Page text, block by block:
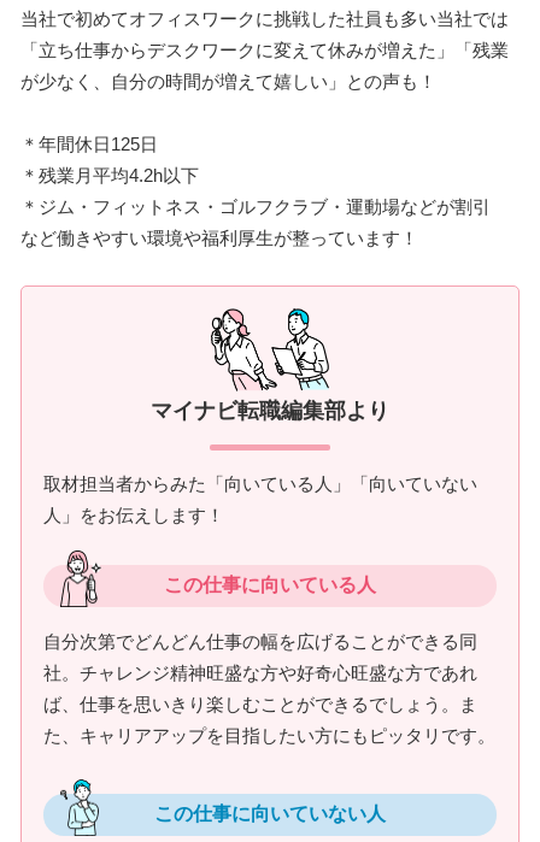
当社で初めてオフィスワークに挑戦した社員も多い当社では
「立ち仕事からデスクワークに変えて休みが増えた」「残業
が少なく、自分の時間が増えて嬉しい」との声も！
＊年間休日125日
＊残業月平均4.2h以下
＊ジム・フィットネス・ゴルフクラブ・運動場などが割引
など働きやすい環境や福利厚生が整っています！
マイナビ転職編集部より
取材担当者からみた「向いている人」「向いていない
人」をお伝えします！
この仕事に向いている人
自分次第でどんどん仕事の幅を広げることができる同
社。チャレンジ精神旺盛な方や好奇心旺盛な方であれ
ば、仕事を思いきり楽しむことができるでしょう。ま
た、キャリアアップを目指したい方にもピッタリです。
この仕事に向いていない人